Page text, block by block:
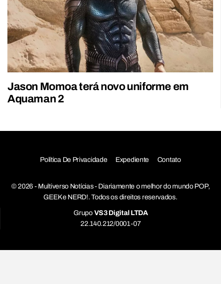
Jason Momoa terá novo uniforme em
Aquaman 2
Política De Privacidade Expediente Contato
© 2026 - Multiverso Notícias - Diariamente o melhor do mundo POP,
GEEK e NERD!. Todos os direitos reservados.
Grupo VS3 Digital LTDA
22.140.212/0001-07